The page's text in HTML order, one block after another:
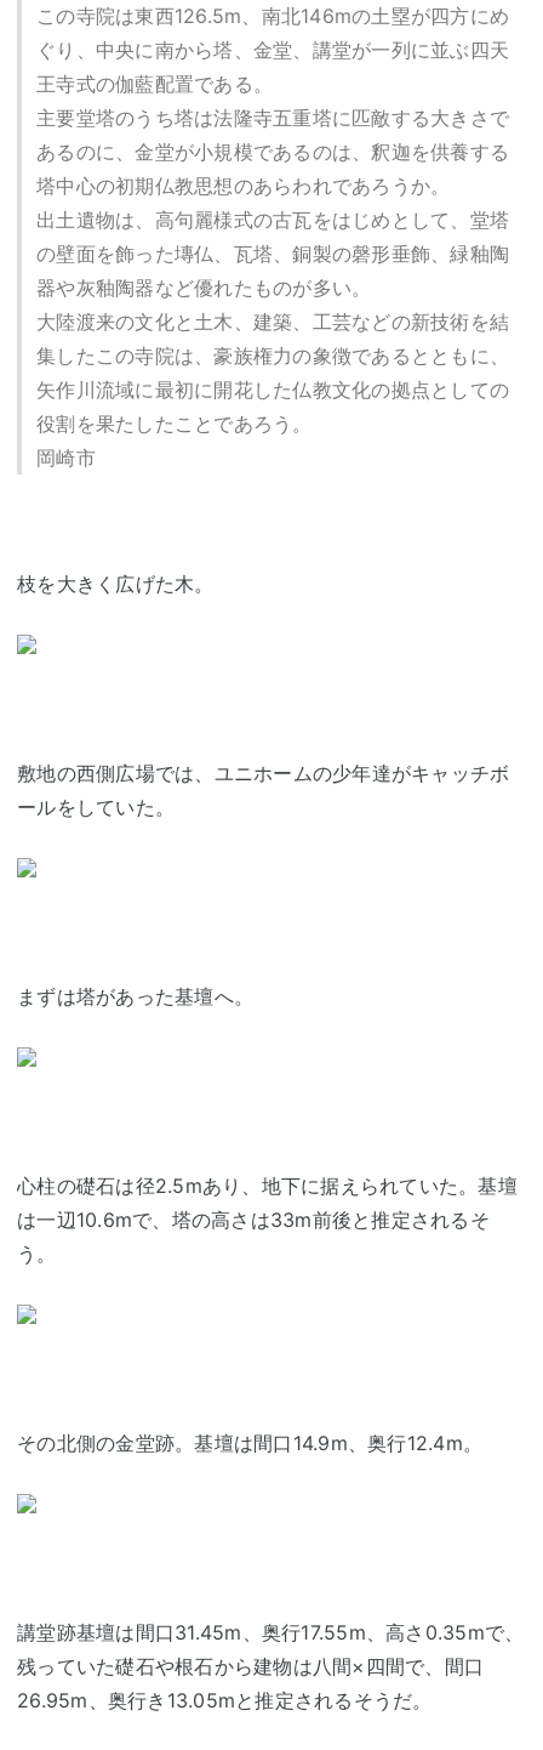
この寺院は東西126.5m、南北146mの土塁が四方にめ
ぐり、中央に南から塔、金堂、講堂が一列に並ぶ四天
王寺式の伽藍配置である。
主要堂塔のうち塔は法隆寺五重塔に匹敵する大きさで
あるのに、金堂が小規模であるのは、釈迦を供養する
塔中心の初期仏教思想のあらわれであろうか。
出土遺物は、高句麗様式の古瓦をはじめとして、堂塔
の壁面を飾った塼仏、瓦塔、銅製の磬形垂飾、緑釉陶
器や灰釉陶器など優れたものが多い。
大陸渡来の文化と土木、建築、工芸などの新技術を結
集したこの寺院は、豪族権力の象徴であるとともに、
矢作川流域に最初に開花した仏教文化の拠点としての
役割を果たしたことであろう。
岡崎市
枝を大きく広げた木。
敷地の西側広場では、ユニホームの少年達がキャッチボ
ールをしていた。
まずは塔があった基壇へ。
心柱の礎石は径2.5mあり、地下に据えられていた。基壇
は一辺10.6mで、塔の高さは33m前後と推定されるそ
う。
その北側の金堂跡。基壇は間口14.9m、奥行12.4m。
講堂跡基壇は間口31.45m、奥行17.55m、高さ0.35mで、
残っていた礎石や根石から建物は八間×四間で、間口
26.95m、奥行き13.05mと推定されるそうだ。